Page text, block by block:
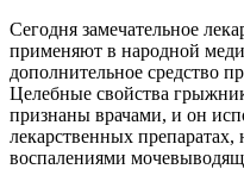
Сегодня замечательное
применяют в народной
дополнительное средство
Целебные свойства
признаны врачами, и он
лекарственных
воспалениями